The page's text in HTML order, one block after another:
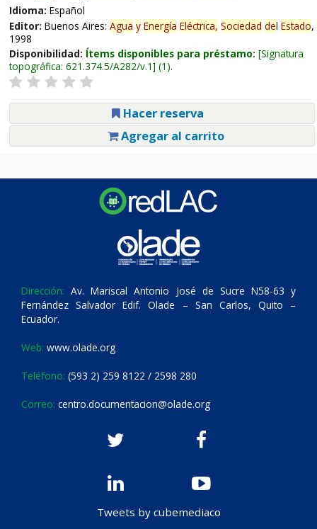
Idioma: Español
Editor: Buenos Aires: Agua y Energía Eléctrica, Sociedad del Estado,
1998
Disponibilidad: Ítems disponibles para préstamo: Signatura
topográfica: 621.374.5/A282/v.1 (1).
Hacer reserva
Agregar al carrito
Dirección: Av. Mariscal Antonio José de Sucre N58-63 y
Fernández Salvador Edif. Olade – San Carlos, Quito –
Ecuador.
Web: www.olade.org
Teléfono: (593 2) 259 8122 / 2598 280
Correo: centro.documentacion@olade.org
Tweets by cubemediaco